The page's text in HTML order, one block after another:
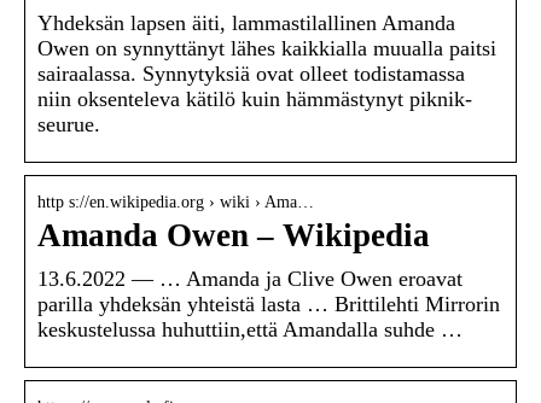
Yhdeksän lapsen äiti, lammastilallinen Amanda
Owen on synnyttänyt lähes kaikkialla muualla paitsi
sairaalassa. Synnytyksiä ovat olleet todistamassa
niin oksenteleva kätilö kuin hämmästynyt piknik-
seurue.
http s://en.wikipedia.org › wiki › Ama…
Amanda Owen – Wikipedia
13.6.2022 — … Amanda ja Clive Owen eroavat
parilla yhdeksän yhteistä lasta … Brittilehti Mirrorin
keskustelussa huhuttiin,että Amandalla suhde …